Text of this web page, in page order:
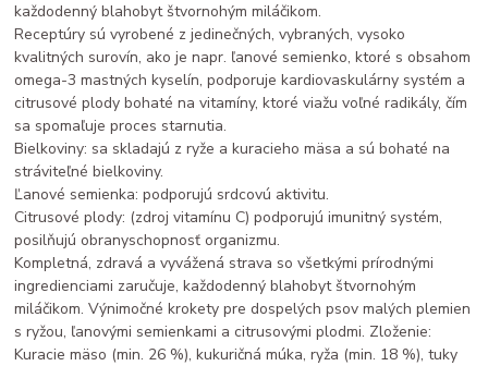
každodenný blahobyt štvornohým miláčikom.
Receptúry sú vyrobené z jedinečných, vybraných, vysoko
kvalitných surovín, ako je napr. ľanové semienko, ktoré s obsahom
omega-3 mastných kyselín, podporuje kardiovaskulárny systém a
citrusové plody bohaté na vitamíny, ktoré viažu voľné radikály, čím
sa spomaľuje proces starnutia.
Bielkoviny: sa skladajú z ryže a kuracieho mäsa a sú bohaté na
stráviteľné bielkoviny.
Ľanové semienka: podporujú srdcovú aktivitu.
Citrusové plody: (zdroj vitamínu C) podporujú imunitný systém,
posilňujú obranyschopnosť organizmu.
Kompletná, zdravá a vyvážená strava so všetkými prírodnými
ingredienciami zaručuje, každodenný blahobyt štvornohým
miláčikom. Výnimočné krokety pre dospelých psov malých plemien
s ryžou, ľanovými semienkami a citrusovými plodmi. Zloženie:
Kuracie mäso (min. 26 %), kukuričná múka, ryža (min. 18 %), tuky